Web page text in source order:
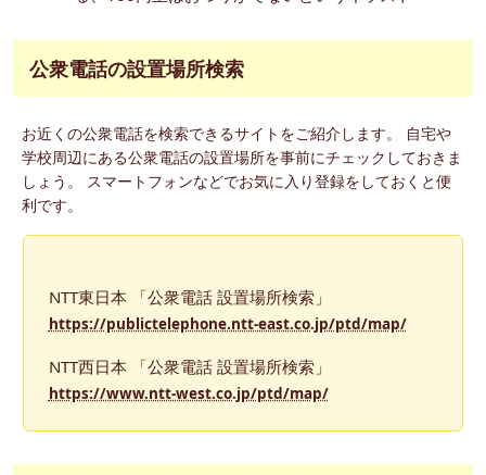
公衆電話の設置場所検索
お近くの公衆電話を検索できるサイトをご紹介します。 自宅や
学校周辺にある公衆電話の設置場所を事前にチェックしておきま
しょう。 スマートフォンなどでお気に入り登録をしておくと便
利です。
NTT東日本 「公衆電話 設置場所検索」
https://publictelephone.ntt-east.co.jp/ptd/map/
NTT西日本 「公衆電話 設置場所検索」
https://www.ntt-west.co.jp/ptd/map/